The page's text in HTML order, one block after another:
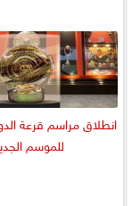
انطلاق مراسم قرعة
للموسم